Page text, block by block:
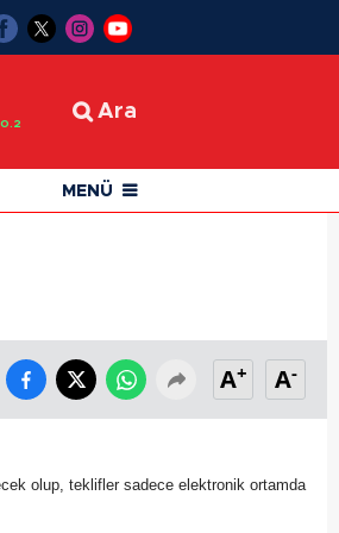
Ara
MENÜ
A+ A-
olup, teklifler sadece elektronik ortamda